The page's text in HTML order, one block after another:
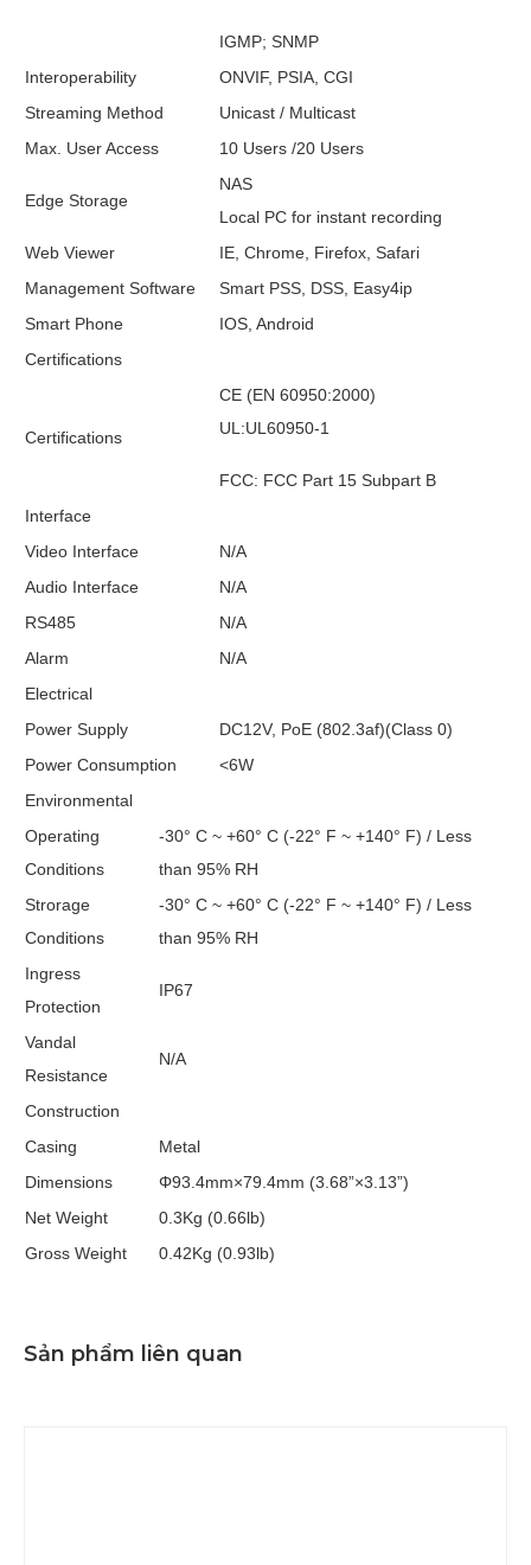
IGMP; SNMP
Interoperability
ONVIF, PSIA, CGI
Streaming Method
Unicast / Multicast
Max. User Access
10 Users /20 Users
Edge Storage
NAS
Local PC for instant recording
Web Viewer
IE, Chrome, Firefox, Safari
Management Software
Smart PSS, DSS, Easy4ip
Smart Phone
IOS, Android
Certifications
Certifications
CE (EN 60950:2000)
UL:UL60950-1
FCC: FCC Part 15 Subpart B
Interface
Video Interface
N/A
Audio Interface
N/A
RS485
N/A
Alarm
N/A
Electrical
Power Supply
DC12V, PoE (802.3af)(Class 0)
Power Consumption
<6W
Environmental
Operating
Conditions
-30° C ~ +60° C (-22° F ~ +140° F) / Less
than 95% RH
Strorage
Conditions
-30° C ~ +60° C (-22° F ~ +140° F) / Less
than 95% RH
Ingress
Protection
IP67
Vandal
Resistance
N/A
Construction
Casing
Metal
Dimensions
Φ93.4mm×79.4mm (3.68”×3.13”)
Net Weight
0.3Kg (0.66lb)
Gross Weight
0.42Kg (0.93lb)
Sản phẩm liên quan